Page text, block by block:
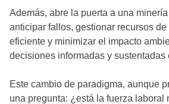
Además, abre la puerta a una
anticipar fallos, gestionar recursos de
eficiente y minimizar el impacto
decisiones informadas y sustentadas
Este cambio de paradigma, aunque
una pregunta: ¿está la fuerza laboral